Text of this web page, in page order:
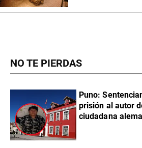
NO TE PIERDAS
Puno:
prisión al autor
ciudadana